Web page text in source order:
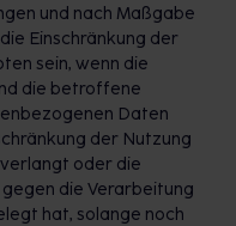
und nach Maßgabe
Einschränkung der
sein, wenn die
die betroffene
Daten
der Nutzung
oder die
die Verarbeitung
hat, solange noch